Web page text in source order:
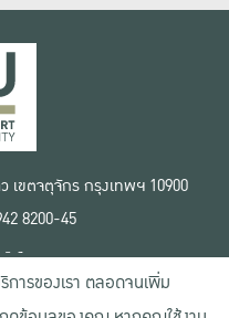
เขตจตุจักร กรุงเทพฯ 10900
8200-45
ว็บไซต์
ช้งาน
วนตัว
การของเรา ตลอดจนเพิ่ม